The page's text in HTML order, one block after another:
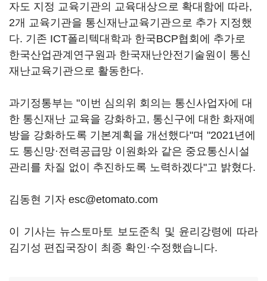
자도 지정 교육기관의 교육대상으로 확대함에 따라,
2개 교육기관을 통신재난교육기관으로 추가 지정했
다. 기존 ICT폴리텍대학과 한국BCP협회에 추가로
한국산업관계연구원과 한국재난안전기술원이 통신
재난교육기관으로 활동한다.
과기정통부는 "이번 심의위 회의는 통신사업자에 대
한 통신재난 교육을 강화하고, 통신구에 대한 화재예
방을 강화하도록 기본계획을 개선했다"며 "2021년에
도 통신망·전력공급망 이원화와 같은 중요통신시설
관리를 차질 없이 추진하도록 노력하겠다"고 밝혔다.
김동현 기자 esc@etomato.com
이 기사는 뉴스토마토 보도준칙 및 윤리강령에 따라
김기성 편집국장이 최종 확인·수정했습니다.